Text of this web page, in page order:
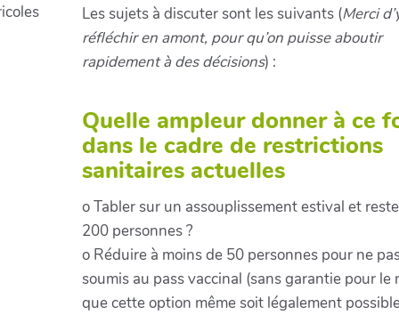
Les sujets à discuter sont les suivants (Merci
réfléchir en amont, pour qu’on puisse aboutir
rapidement à des décisions) :
Quelle ampleur donner à ce
dans le cadre de restrictions
sanitaires actuelles
o Tabler sur un assouplissement estival et
200 personnes ?
o Réduire à moins de 50 personnes pour ne
soumis au pass vaccinal (sans garantie pour le
que cette option même soit légalement